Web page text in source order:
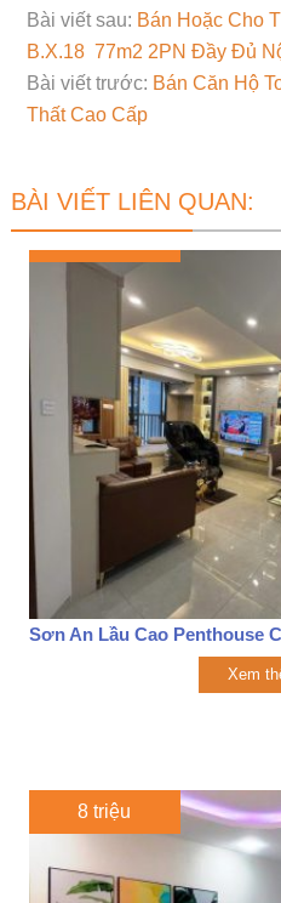
Bài viết sau: Bán Hoặc Cho
B.X.18 77m2 2PN Đầy Đủ
Bài viết trước: Bán Căn Hộ
Thất Cao Cấp
BÀI VIẾT LIÊN QUAN:
Sơn An Lầu Cao Penthouse
Xem
8 triệu